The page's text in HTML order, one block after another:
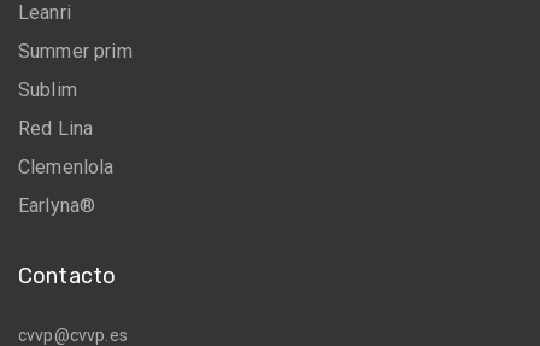
Leanri
Summer prim
Sublim
Red Lina
Clemenlola
Earlyna®
Contacto
cvvp@cvvp.es